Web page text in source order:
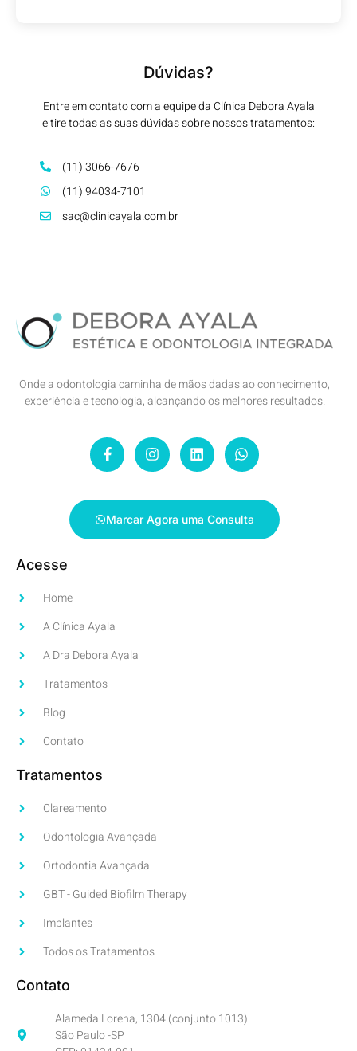
Dúvidas?
Entre em contato com a equipe da Clínica Debora Ayala
e tire todas as suas dúvidas sobre nossos tratamentos:
(11) 3066-7676
(11) 94034-7101
sac@clinicayala.com.br
Onde a odontologia caminha de mãos dadas ao conhecimento,
experiência e tecnologia, alcançando os melhores resultados.
Marcar Agora uma Consulta
Acesse
Home
A Clínica Ayala
A Dra Debora Ayala
Tratamentos
Blog
Contato
Tratamentos
Clareamento
Odontologia Avançada
Ortodontia Avançada
GBT - Guided Biofilm Therapy
Implantes
Todos os Tratamentos
Contato
Alameda Lorena, 1304 (conjunto 1013)
São Paulo -SP